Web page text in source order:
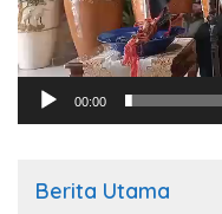
00:00
Berita Utama